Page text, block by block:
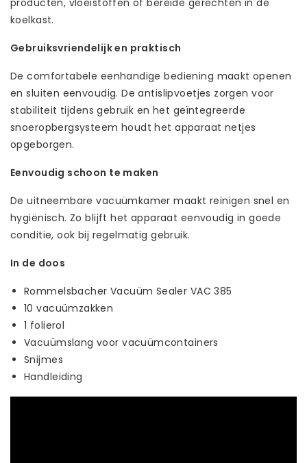
koelkast.
Gebruiksvriendelijk en praktisch
De comfortabele eenhandige bediening maakt openen
en sluiten eenvoudig. De antislipvoetjes zorgen voor
stabiliteit tijdens gebruik en het geïntegreerde
snoeropbergsysteem houdt het apparaat netjes
opgeborgen.
Eenvoudig schoon te maken
De uitneembare vacuümkamer maakt reinigen snel en
hygiënisch. Zo blijft het apparaat eenvoudig in goede
conditie, ook bij regelmatig gebruik.
In de doos
Rommelsbacher Vacuüm Sealer VAC 385
10 vacuümzakken
1 folierol
Vacuümslang voor vacuümcontainers
Snijmes
Handleiding